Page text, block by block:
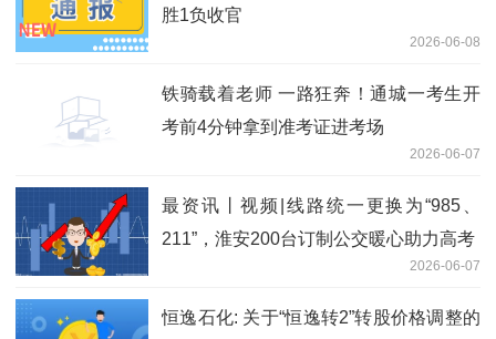
胜1负收官
2026-06-08
铁骑载着老师 一路狂奔！通城一考生开
考前4分钟拿到准考证进考场
2026-06-07
最资讯丨视频|线路统一更换为“985、
211”，淮安200台订制公交暖心助力高考
2026-06-07
恒逸石化: 关于“恒逸转2”转股价格调整的